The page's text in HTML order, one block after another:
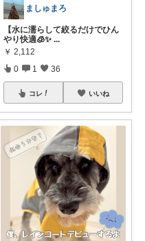
ましゅまろ
​【水に濡らして絞るだけでひん
やり快適🧊✨ ...
￥ 2,112
0 1 36
コレ いいね